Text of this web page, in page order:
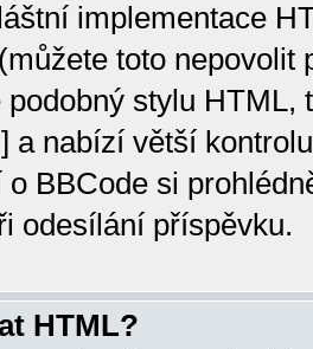
implementace
toto
podobný stylu HTML,
a nabízí větší
BBCode si
odesílání příspěvku.
HTML?